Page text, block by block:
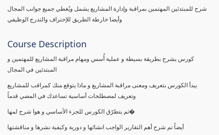
شرح للمبتدئين المهتمين بمراقبة وإدارة المشاريع يشمل ويُغطي جميع جوانب المجال
وأيضا خارطة الطريق للإحتراف والتدرج الوظيفي
Course Description
كورس يشرح بطريقة بسيطة و عملية أُسس ومهام مراقبة المشاريع للمهتمين و
المبتدئين في المجال
يبدأ الكورس بتعريف ومعنى مراقبة المشاريع و ماذا يتوقع منك كمراقب للمشاريع
وتعريف لمصطلحات أساسية تساعدك في المضي قدماً
ثم يتطرّق الكورس للجزء الأساسي و هوا شرح لمها�
أيضاً تم شرح أهم التقارير الواجب انشائها و دورية وكيفية نشرها و مناقشتها